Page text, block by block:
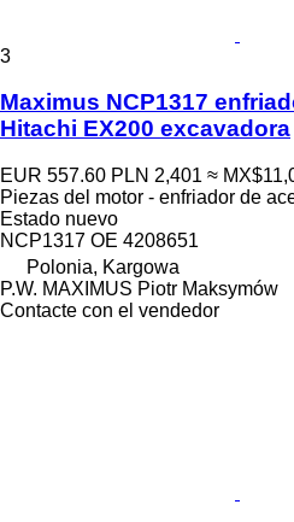
3
Maximus NCP1317
Hitachi EX200 excavadora
EUR 557.60 PLN 2,401 ≈
Piezas del motor - enfriador de
Estado nuevo
NCP1317 OE 4208651
Polonia, Kargowa
P.W. MAXIMUS Piotr Maksymów
Contacte con el vendedor